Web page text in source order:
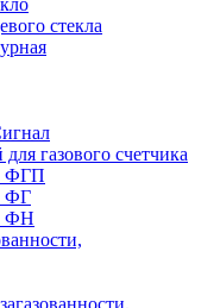
стекла
газового счетчика
ФГП
ФГ
ФН